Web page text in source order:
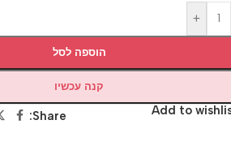
+
הוספה לסל
קנה עכשיו
Add to
Share: